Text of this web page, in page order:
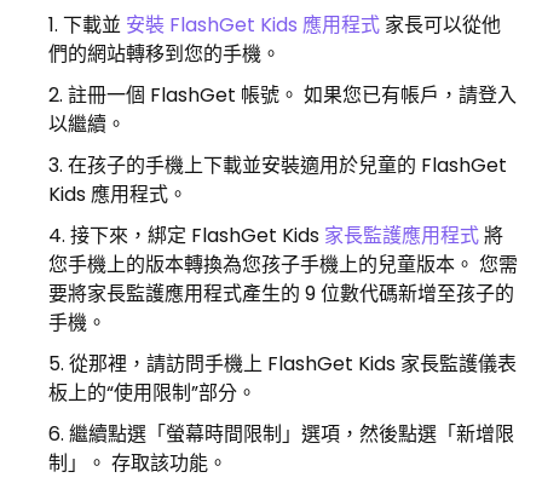
下載並 安裝 FlashGet Kids 應用程式 家長可以從他
們的網站轉移到您的手機。
註冊一個 FlashGet 帳號。 如果您已有帳戶，請登入
以繼續。
在孩子的手機上下載並安裝適用於兒童的 FlashGet
Kids 應用程式。
接下來，綁定 FlashGet Kids 家長監護應用程式將
您手機上的版本轉換為您孩子手機上的兒童版本。 您需
要將家長監護應用程式產生的 9 位數代碼新增至孩子的
手機。
從那裡，請訪問手機上 FlashGet Kids 家長監護儀表
板上的“使用限制”部分。
繼續點選「螢幕時間限制」選項，然後點選「新增限
制」。 存取該功能。